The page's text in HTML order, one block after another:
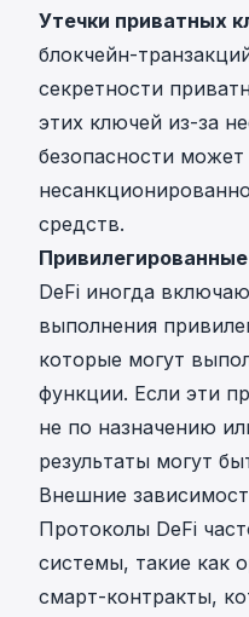
Утечки приватных
блокчейн-
секретности
этих ключей из-за
безопасности
средств.
DeFi иногда
выполнения
которые могут
функции. Если эти
не по назначению
результаты могут
Внешние
Протоколы DeFi
системы, такие как
смарт-контракты,